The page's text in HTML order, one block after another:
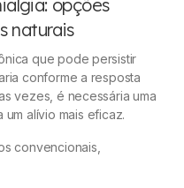
opções
naturais
que pode persistir
conforme a resposta
vezes, é necessária uma
alívio mais eficaz.
convencionais,